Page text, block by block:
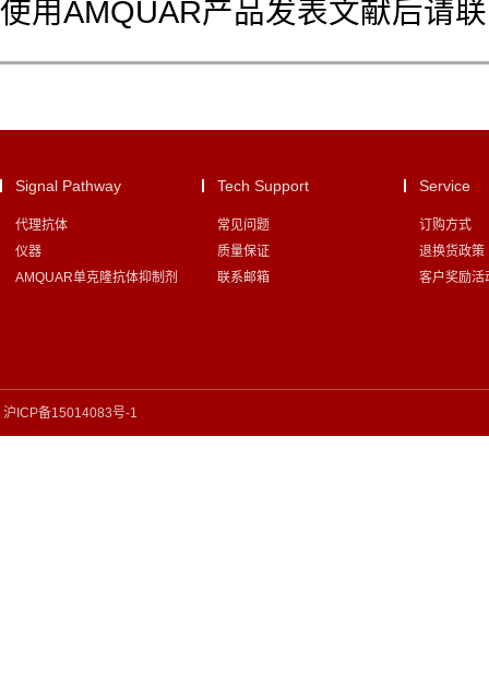
使用AMQUAR产品发表文献后请
Signal Pathway
代理抗体
仪器
AMQUAR单克隆抗体抑制剂
Tech Support
常见问题
质量保证
联系邮箱
Service
订购方式
退换货政策
客户奖励活
沪ICP备15014083号-1